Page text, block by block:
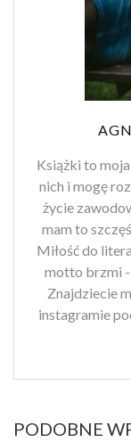
Książki to
nich i mogę
życie
mam to
Miłość do
motto brzmi -
Znajdziecie
instagramie
PODOBNE